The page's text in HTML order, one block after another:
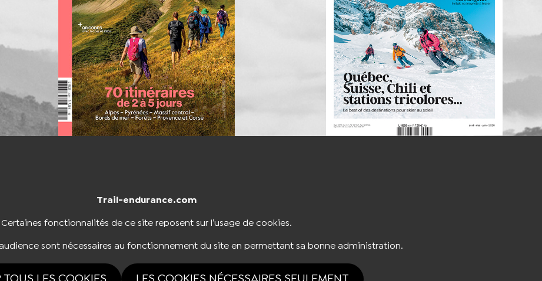
Trail-endurance.com
Certaines fonctionnalités de ce site reposent sur l’usage de cookies.
sont nécessaires au fonctionnement du site en permettant sa bonne administration.
TOUS LES COOKIES LES COOKIES NÉCESSAIRES SEULEMENT
BOUTIQUE